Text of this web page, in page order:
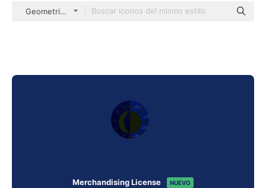
Geometric Flat Circular Flat
Merchandising License NUEVO